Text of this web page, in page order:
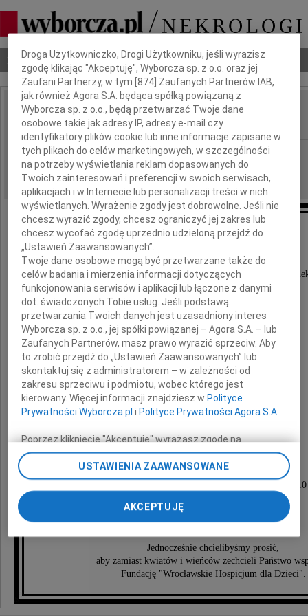
Nekrologi Odeszli Poradnik pogrzebowy
IMIĘ I NAZWISKO: Janusz Majer
REGION: cała Polska
DATA EMISJI: 27.11.2009
Z głębokim żalem zawiadamiamy,
że w dniu 24 listopada 2009 roku
w wieku 87 lat umarł
nasz ukochany Mąż, Ojciec, Dziadek i
Janusz Majer
Pogrążona w smutku
Ceremonia pogrzebowa odbędzie się
w dniu 28 listopada 2009 roku o godzinie 13.10
na Cmentarzu Grabiszyńskim we Wrocławiu.
Prosimy o nieskładanie kondolencji.
Jednocześnie chcielibyśmy prosić,
aby zamiast kwiatów i wieńców zechcieli Państwo
Fundację "Wrocławskie Hospicjum dla Dzieci".
Dbamy o Twoją prywatność
Droga Użytkowniczko, Drogi Użytkowniku, jeśli wyrazisz
zgodę klikając "Akceptuję", Wyborcza sp. z o.o. oraz jej
Zaufani Partnerzy, w tym [874] Zaufanych Partnerów IAB,
jak również Agora S.A. będąca spółką powiązaną z
Wyborcza sp. z o.o., będą przetwarzać Twoje dane
osobowe takie jak adresy IP, adresy e-mail czy
identyfikatory plików cookie lub inne informacje zapisane w
tych plikach do celów marketingowych, w szczególności
na potrzeby wyświetlania reklam dopasowanych do
Twoich zainteresowań i preferencji w swoich serwisach,
aplikacjach i w Internecie lub personalizacji treści w nich
wyświetlanych. Wyrażenie zgody jest dobrowolne. Jeśli nie
chcesz wyrazić zgody, chcesz ograniczyć jej zakres lub
chcesz wycofać zgodę uprzednio udzieloną przejdź do
„Ustawień Zaawansowanych”.
Twoje dane osobowe mogą być przetwarzane także do
celów badania i mierzenia informacji dotyczących
funkcjonowania serwisów i aplikacji lub łączone z danymi
dot. świadczonych Tobie usług. Jeśli podstawą
przetwarzania Twoich danych jest uzasadniony interes
Wyborcza sp. z o.o., jej spółki powiązanej – Agora S.A. – lub
Zaufanych Partnerów, masz prawo wyrazić sprzeciw. Aby
to zrobić przejdź do „Ustawień Zaawansowanych” lub
skontaktuj się z administratorem – w zależności od
zakresu sprzeciwu i podmiotu, wobec którego jest
kierowany. Więcej informacji znajdziesz wPolityce
Prywatności Wyborcza.pl iPolityce Prywatności Agora S.A.
Poprzez kliknięcie "Akceptuję" wyrażasz zgodę na
zainstalowanie i przechowywanie plików typu cookie
Wyborczej sp. z o. o. jej Zaufanych Partnerów i Agora S.A.
na Twoim urządzeniu końcowym. Możesz też w każdej
chwili zmienić swoje preferencje dot. plików cookie,
ponownie wywołując narzędzie do zarządzania Twoimi
preferencjami dot. przetwarzania danych poprzez
odnośnik „Ustawienia prywatności” w stopce serwisu i
przechodząc do sekcji „Ustawienia zaawansowane”.
Zmiana ustawień plików cookie możliwa jest także za
pomocą ustawień przeglądarki.
My, nasi Zaufani Partnerzy i Agora S.A. możemy
USTAWIENIA ZAAWANSOWANE
AKCEPTUJĘ